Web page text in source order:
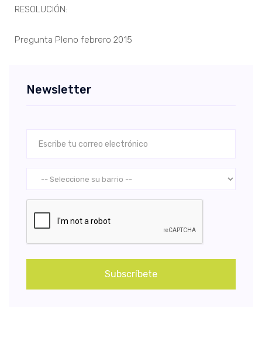
RESOLUCIÓN:
Pregunta Pleno febrero 2015
Newsletter
Subscríbete